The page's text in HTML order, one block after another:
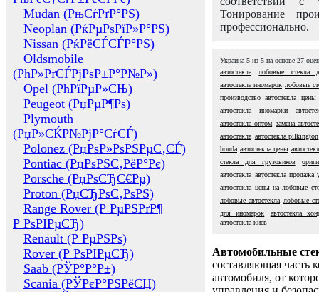
Mudan (РњСѓРґР°РЅ)
Neoplan (РќРµРѕРїР»Р°РЅ)
Nissan (РќРёСЃСЃР°РЅ)
Oldsmobile
(РћР»РґСЃРјРѕР±Р°Р№Р»)
Opel (РћРїРµР»СЊ)
Peugeot (РџРµР¶Рѕ)
Plymouth
(РџР»СЌР№РјР°СѓСЃ)
Polonez (РџРѕР»РѕРЅРµС‚СЃ)
Pontiac (РџРѕРЅС‚РёР°Рє)
Porsche (РџРѕСЂС€Рµ)
Proton (РџСЂРѕС‚РѕРЅ)
Range Rover (Р РµРЅРґР¶
Р РѕРІРµСЂ)
Renault (Р РµРЅРѕ)
Rover (Р РѕРІРµСЂ)
Saab (РЎР°Р°Р±)
Scania (РЎРєР°РЅРёСЏ)
Тонирование
профессионально.
Украина 5 из 5 на основе 27
автостекла
лобовые стекла
автостекла иномарок лобовые
производство автостекла
цены
автостекла иномарки
автостекла оптом замена
автостекла автостекла pilkington
honda автостекла цены
стекла для грузовиков
автостекла автостекла продажа
автостекла цены на лобовые
лобовые автостекла лобовые
для иномарок
автостекла
автостекла киев
Автомобильные
составляющая часть
автомобиля, от